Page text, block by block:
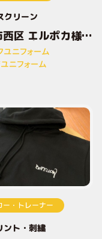
クリーン
区 エルポカ様
ルプリントTシ
ユニフォーム
ニフォーム
ー・トレーナー
ント 刺繍